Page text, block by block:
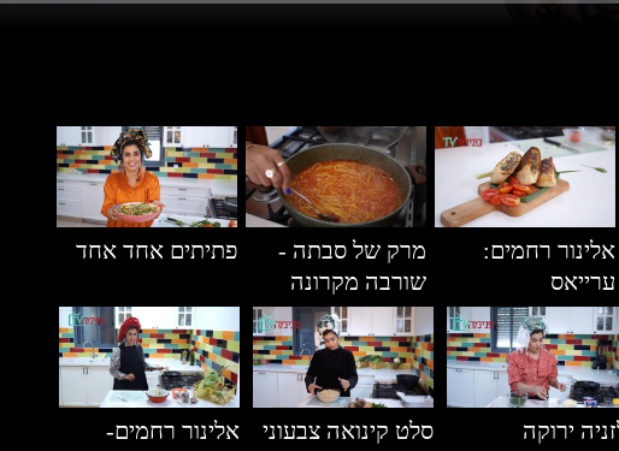
אלינור רחמים:
ערייאס
מרק של סבתה -
שורבה מקרונה
פתיתים אחד אחד
ירוקה
סלט קינואה צבעוני
אלינור רחמים-